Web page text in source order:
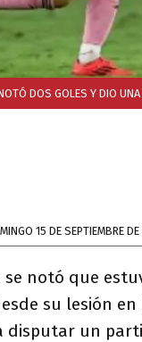
DOS GOLES Y DIO
15 DE SEPTIEMBRE
se notó que
su lesión en
disputar un